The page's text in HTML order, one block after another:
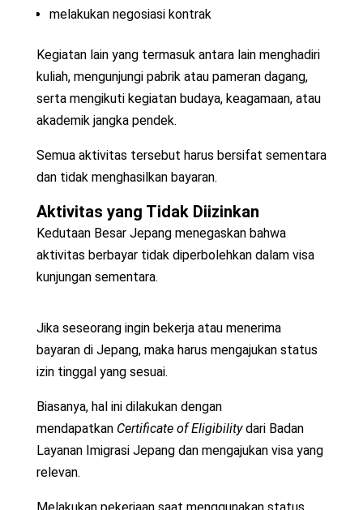
melakukan negosiasi kontrak
Kegiatan lain yang termasuk antara lain menghadiri
kuliah, mengunjungi pabrik atau pameran dagang,
serta mengikuti kegiatan budaya, keagamaan, atau
akademik jangka pendek.
Semua aktivitas tersebut harus bersifat sementara
dan tidak menghasilkan bayaran.
Aktivitas yang Tidak Diizinkan
Kedutaan Besar Jepang menegaskan bahwa
aktivitas berbayar tidak diperbolehkan dalam visa
kunjungan sementara.
Jika seseorang ingin bekerja atau menerima
bayaran di Jepang, maka harus mengajukan status
izin tinggal yang sesuai.
Biasanya, hal ini dilakukan dengan
mendapatkan Certificate of Eligibilitydari Badan
Layanan Imigrasi Jepang dan mengajukan visa yang
relevan.